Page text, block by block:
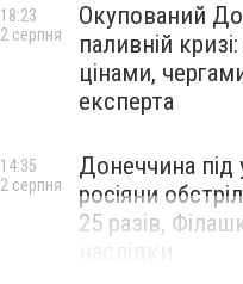
Окупований
паливній
цінами,
експерта
18:23
2 серпня
Донеччина під
росіяни
25 разів,
14:35
2 серпня